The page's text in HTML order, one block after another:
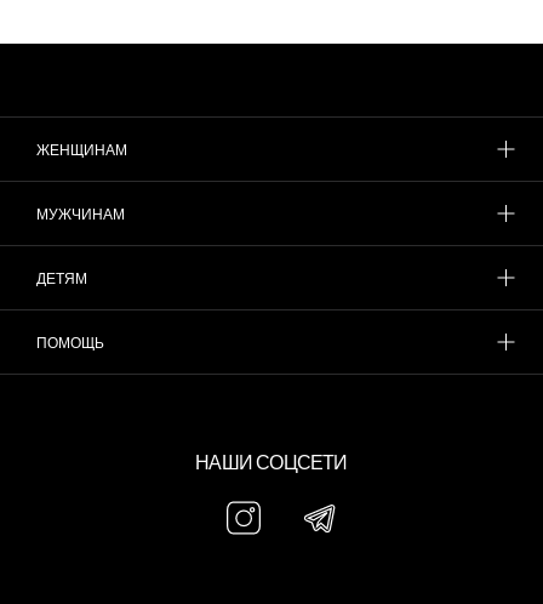
ЖЕНЩИНАМ
МУЖЧИНАМ
ДЕТЯМ
ПОМОЩЬ
НАШИ СОЦСЕТИ